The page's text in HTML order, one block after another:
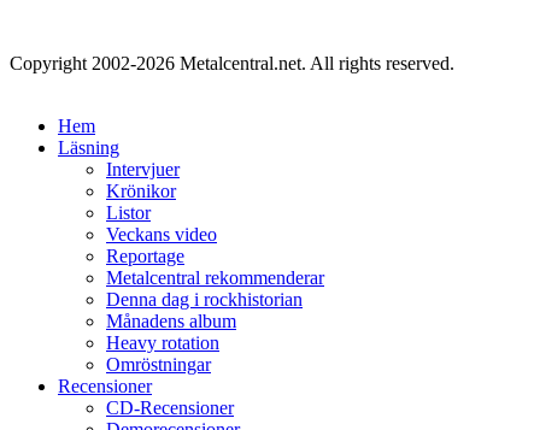
Copyright 2002-2026 Metalcentral.net. All rights reserved.
Hem
Läsning
Intervjuer
Krönikor
Listor
Veckans video
Reportage
Metalcentral rekommenderar
Denna dag i rockhistorian
Månadens album
Heavy rotation
Omröstningar
Recensioner
CD-Recensioner